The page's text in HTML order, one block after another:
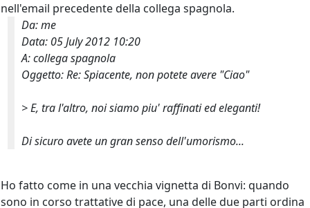
nell'email precedente della collega spagnola.
Da: me
Data: 05 July 2012 10:20
A: collega spagnola
Oggetto: Re: Spiacente, non potete avere "Ciao"
>E, tra l'altro, noi siamo piu' raffinati ed eleganti!
Di sicuro avete un gran senso dell'umorismo...
Ho fatto come in una vecchia vignetta di Bonvi: quando
sono in corso trattative di pace, una delle due parti ordina